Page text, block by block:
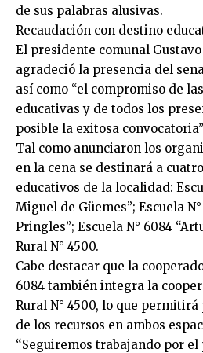
de sus palabras alusivas.
Recaudación con destino
El presidente comunal
agradeció la presencia del
así como “el compromiso de
educativas y de todos los
posible la exitosa
Tal como anunciaron los
en la cena se destinará a
educativos de la localidad:
Miguel de Güemes”; Escuela N°
Pringles”; Escuela N° 6084
Rural N° 4500.
Cabe destacar que la
6084 también integra la
Rural N° 4500, lo que
de los recursos en ambos
“Seguiremos trabajando por el